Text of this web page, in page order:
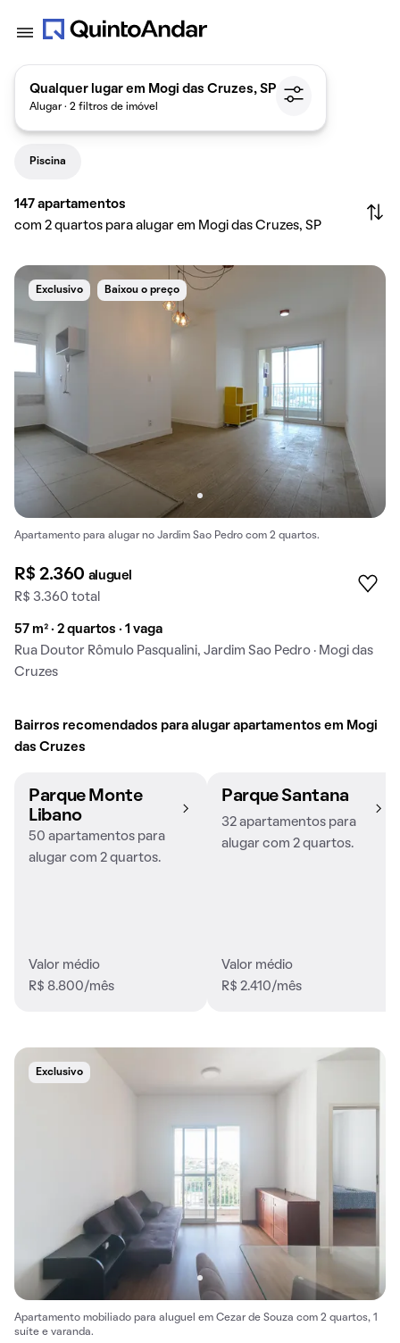
Qualquer lugar em Mogi das Cruzes, SP
Alugar · 2 filtros de imóvel
Piscina
147 apartamentos
com 2 quartos para alugar em Mogi das Cruzes, SP
Exclusivo Baixou o preço
Apartamento para alugar no Jardim Sao Pedro com 2 quartos.
R$ 2.360 aluguel
R$ 3.360 total
57 m² · 2 quartos · 1 vaga
Rua Doutor Rômulo Pasqualini, Jardim Sao Pedro · Mogi das
Cruzes
Bairros recomendados para alugar apartamentos em Mogi
das Cruzes
Parque Monte
Libano
50 apartamentos para
alugar com 2 quartos.
Valor médio
R$ 8.800/mês
Parque Santana
32 apartamentos para
alugar com 2 quartos.
Valor médio
R$ 2.410/mês
Exclusivo
Apartamento mobiliado para aluguel em Cezar de Souza com 2 quartos, 1
suíte e varanda.